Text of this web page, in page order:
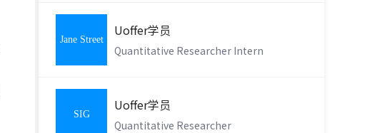
Learning
Jane Street
Uoffer学员
Quantitative Researcher Intern
SIG
Uoffer学员
Quantitative Researcher